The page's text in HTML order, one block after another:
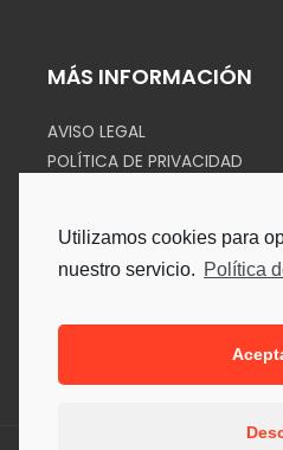
Utilizamos cookies para
nuestro servicio. Política
MÁS INFORMACIÓN
AVISO LEGAL
POLÍTICA DE PRIVACIDAD
SÍGUENOS EN